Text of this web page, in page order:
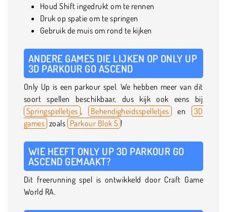
Houd Shift ingedrukt om te rennen
Druk op spatie om te springen
Gebruik de muis om rond te kijken
ANDERE GAMES DIE LIJKEN OP ONLY UP
3D PARKOUR GO ASCEND
Only Up is een parkour spel. We hebben meer van dit
soort spellen beschikbaar, dus kijk ook eens bij
Springspelletjes , Behendigheidsspelletjes en
3D
games zoals Parkour Blok 5 !
WIE HEEFT ONLY UP 3D PARKOUR GO
ASCEND GEMAAKT?
Dit freerunning spel is ontwikkeld door Craft Game
World RA.